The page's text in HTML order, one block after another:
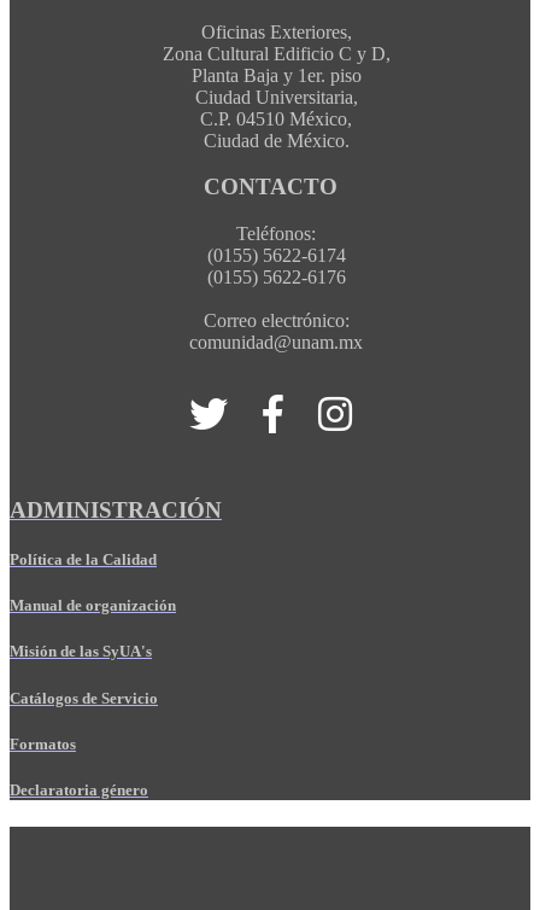
Oficinas Exteriores,
Zona Cultural Edificio C y D,
Planta Baja y 1er. piso
Ciudad Universitaria,
C.P. 04510 México,
Ciudad de México.
CONTACTO
Teléfonos:
(0155) 5622-6174
(0155) 5622-6176
Correo electrónico:
comunidad@unam.mx
ADMINISTRACIÓN
Política de la Calidad
Manual de organización
Misión de las SyUA's
Catálogos de Servicio
Formatos
Declaratoria género